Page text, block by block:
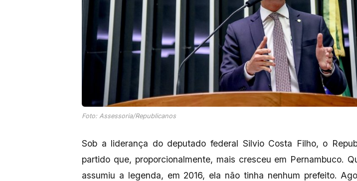
Foto: Assessoria/Republicanos
Sob a liderança do deputado federal Silvio Costa Filho, o
partido que, proporcionalmente, mais cresceu em Pernambuco.
assumiu a legenda, em 2016, ela não tinha nenhum prefeito.